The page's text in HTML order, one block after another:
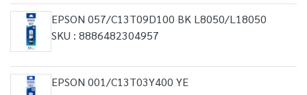
EPSON 057/C13T09D100 BK L8050/L18050
SKU : 8886482304957
EPSON 001/C13T03Y400 YE